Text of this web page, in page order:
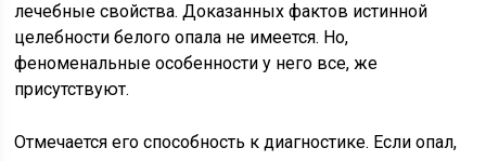
лечебные свойства. Доказанных фактов истинной
целебности белого опала не имеется. Но,
феноменальные особенности у него все, же
присутствуют.
Отмечается его способность к диагностике. Если опал,